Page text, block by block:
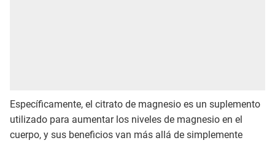
Específicamente, el citrato de magnesio es un suplemento
utilizado para aumentar los niveles de magnesio en el
cuerpo, y sus beneficios van más allá de simplemente